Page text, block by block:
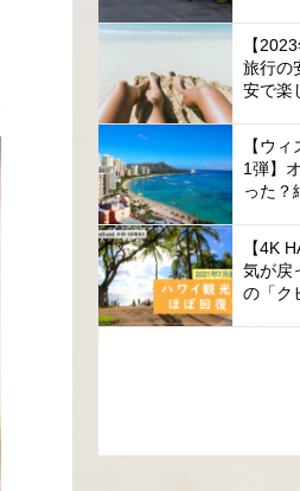
【
旅行の
安で楽
【ウ
1弾】
った？
【4K
気が戻
の「ク